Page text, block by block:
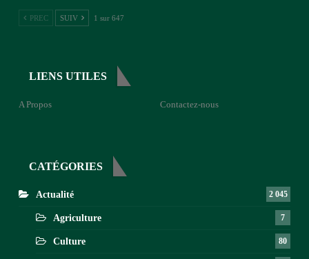
PREC SUIV 1 sur 647
LIENS UTILES
A Propos Contactez-nous
CATÉGORIES
Actualité 2 045
Agriculture 7
Culture 80